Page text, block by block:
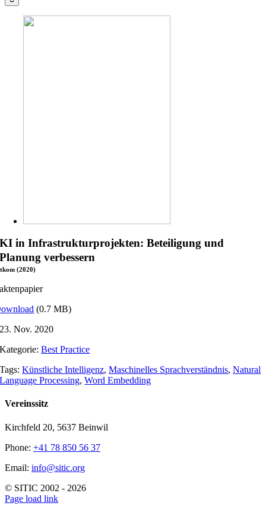
KI in Infrastrukturprojekten: Beteiligung und
Planung verbessern
(2020)
(0.7 MB)
23. Nov. 2020
Kategorie:Best Practice
Tags:Künstliche Intelligenz,Maschinelles Sprachverständnis,Natural
Language Processing,Word Embedding
Vereinssitz
Kirchfeld 20, 5637 Beinwil
Phone: +41 78 850 56 37
Email: info@sitic.org
© SITIC 2002 - 2026
Page load link